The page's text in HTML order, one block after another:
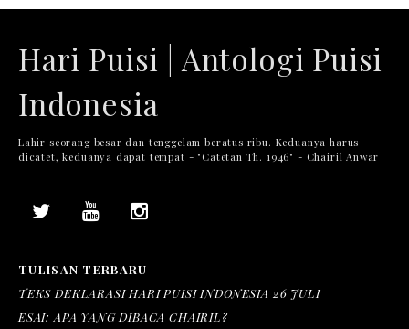
Hari Puisi | Antologi Puisi
Indonesia
Lahir seorang besar dan tenggelam beratus ribu. Keduanya harus
dicatet, keduanya dapat tempat - "Catetan Th. 1946" - Chairil Anwar
TULISAN TERBARU
TEKS DEKLARASI HARI PUISI INDONESIA 26 JULI
ESAI: APA YANG DIBACA CHAIRIL?